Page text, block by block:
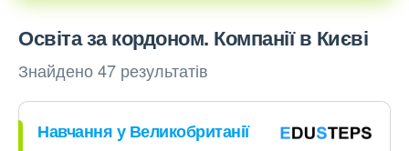
Освіта за кордоном. Компанії в Києві
Знайдено 47 результатів
Навчання у Великобританії